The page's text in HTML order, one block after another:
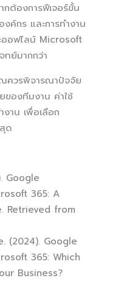
กต้องการฟีเจอร์ขั้น
ค์กร และการทำงาน
อฟไลน์ Microsoft
ทย์มากกว่า
ควรพิจารณาปัจจัย
ของทีมงาน ค่าใช้
งาน เพื่อเลือก
ด
Google
365: A
Retrieved from
(2024). Google
365: Which
Business?